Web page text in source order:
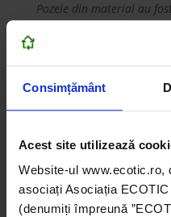
Consimțământ
Acest site utilizează
Website-ul www.ecotic.ro,
asociați Asociația
(denumiți împreună
Pozele din material au
Curat!
FII EROUL nostru!
sărbători: mai puţine